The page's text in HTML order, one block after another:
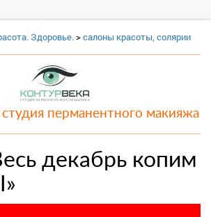
Здоровье.>салоны красоты, солярии
перманентного макияжа
декабрь копим